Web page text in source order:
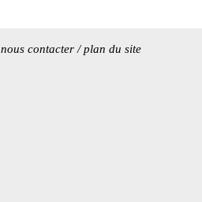
nous contacter /plan du site